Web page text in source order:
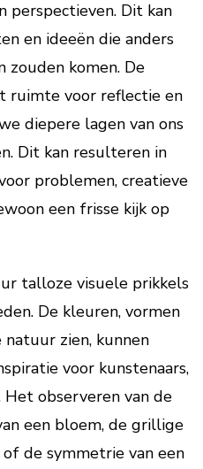
perspectieven. Dit kan
en ideeën die anders
zouden komen. De
ruimte voor reflectie en
diepere lagen van ons
Dit kan resulteren in
problemen, creatieve
een frisse kijk op
talloze visuele prikkels
De kleuren, vormen
zien, kunnen
voor kunstenaars,
observeren van de
een bloem, de grillige
de symmetrie van een